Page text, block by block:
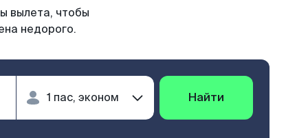
вылета, чтобы
недорого.
Найти